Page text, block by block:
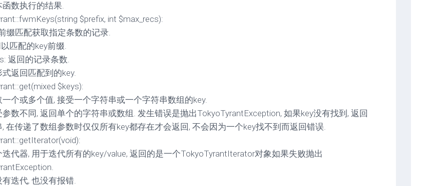
数执行的结果.
$prefix, int $max_recs):
缀匹配获取指定条数的记录.
匹配的key前缀.
返回的记录条数.
返回匹配到的key.
$keys):
一个或多个值, 接受一个字符串或一个字符串数组的key.
数不同, 返回单个的字符串或数组. 发生错误是抛出TokyoTyrantException, 如果key没有找到, 返回
, 在传递了数组参数时仅仅所有key都存在才会返回, 不会因为一个key找不到而返回错误.
代器, 用于迭代所有的key/value, 返回的是一个TokyoTyrantIterator对象如果失败抛出
迭代, 也没有报错.